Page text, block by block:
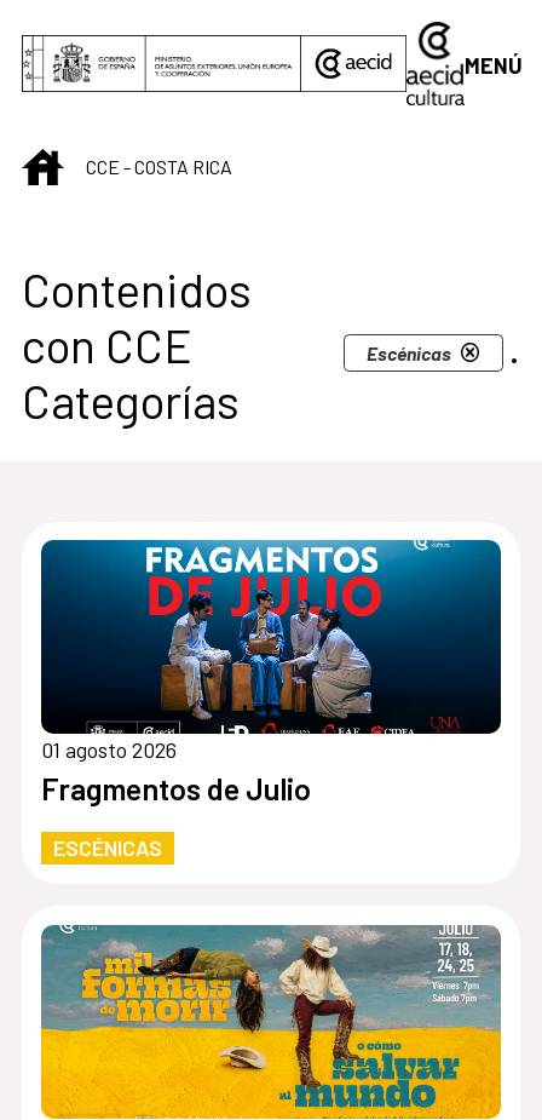
MENÚ
INICIO
CCE - COSTA RICA
Centro Cultural de
Contenidos
con CCE
Categorías
Escénicas .
01 agosto 2026
Fragmentos de Julio
ESCÉNICAS